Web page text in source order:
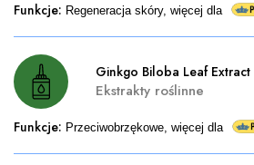
Funkcje: Regeneracja skóry, więcej dla
Ginkgo Biloba Leaf Extract
Ekstrakty roślinne
Funkcje: Przeciwobrzękowe, więcej dla